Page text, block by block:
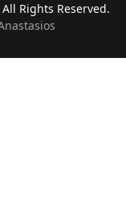
Rights Reserved.